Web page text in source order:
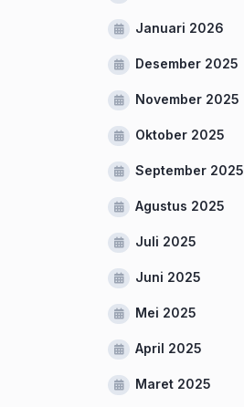
Januari 2026
Desember 2025
November 2025
Oktober 2025
September 2025
Agustus 2025
Juli 2025
Juni 2025
Mei 2025
April 2025
Maret 2025